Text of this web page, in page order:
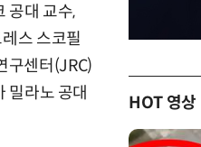
공대 교수,
스 스코필
구센터(JRC)
밀라노 공대
HOT 영상